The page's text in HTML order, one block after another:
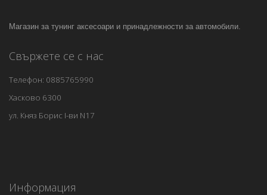
Магазин за тунинг аксесоари и принадлежности за автомобили.
Свържете се с нас
Телефон: 0885765990
Хасково 6300
ул. Княз Борис I-ви N17
Информация